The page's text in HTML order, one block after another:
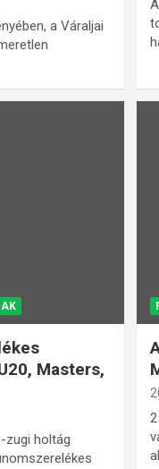
a Váraljai
Masters,
zugi holtág